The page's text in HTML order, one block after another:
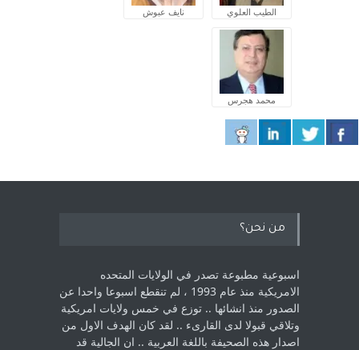
الطيب العلوي نايف عبوش
محمد هجرس
من نحن؟
اسبوعية مطبوعة تصدر في الولايات المتحده
الامريكية منذ عام 1993 ، لم ‏تنقطع اسبوعا واحدا عن
الصدور منذ انشائها .. توزع في خمس ولايات امريكية
‏وتلاقي قبولا لدى القارىء ..‏ لقد كان الهدف الاول من
اصدار هذه الصحيفة باللغة العربية .. ان الجالية قد